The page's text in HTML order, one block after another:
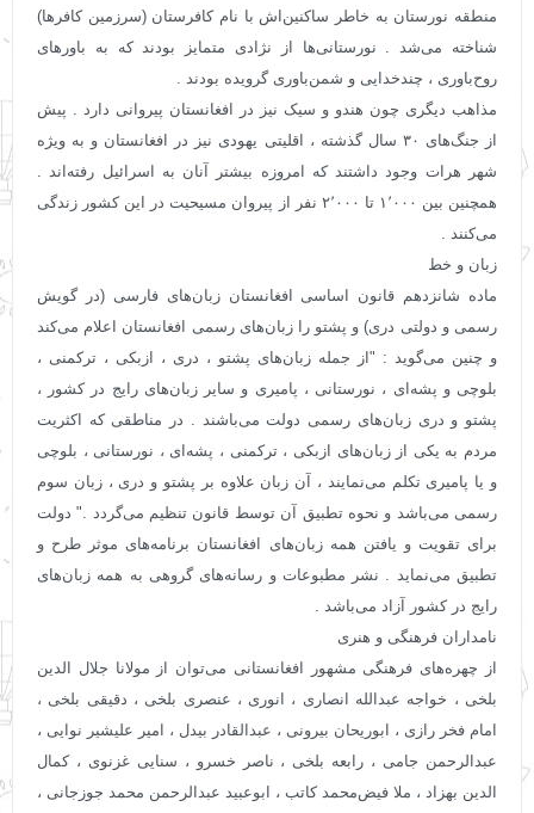
منطقه نورستان به خاطر ساکنین‌اش با نام کافرستان (سرزمین کافرها)
شناخته می‌شد . نورستانی‌ها از نژادی متمایز بودند که به باورهای
روح‌باوری ، چندخدایی و شمن‌باوری گرویده بودند .
مذاهب دیگری چون هندو و سیک نیز در افغانستان پیروانی دارد . پیش
از جنگ‌های ۳۰ سال گذشته ، اقلیتی یهودی نیز در افغانستان و به ویژه
شهر هرات وجود داشتند که امروزه بیشتر آنان به اسرائیل رفته‌اند .
همچنین بین ۱٬۰۰۰ تا ۲٬۰۰۰ نفر از پیروان مسیحیت در این کشور زندگی
می‌کنند .
زبان و خط
ماده شانزدهم قانون اساسی افغانستان زبان‌های فارسی (در گویش
رسمی و دولتی دری) و پشتو را زبان‌های رسمی افغانستان اعلام می‌کند
و چنین می‌گوید : "از جمله زبان‌های پشتو ، دری ، ازبکی ، ترکمنی ،
بلوچی و پشه‌ای ، نورستانی ، پامیری و سایر زبان‌های رایج در کشور ،
پشتو و دری زبان‌های رسمی دولت می‌باشند . در مناطقی که اکثریت
مردم به یکی از زبان‌های ازبکی ، ترکمنی ، پشه‌ای ، نورستانی ، بلوچی
و یا پامیری تکلم می‌نمایند ، آن زبان علاوه بر پشتو و دری ، زبان سوم
رسمی می‌باشد و نحوه تطبیق آن توسط قانون تنظیم می‌گردد ." دولت
برای تقویت و یافتن همه زبان‌های افغانستان برنامه‌های موثر طرح و
تطبیق می‌نماید . نشر مطبوعات و رسانه‌های گروهی به همه زبان‌های
رایج در کشور آزاد می‌باشد .
نامداران فرهنگی و هنری
از چهره‌های فرهنگی مشهور افغانستانی می‌توان از مولانا جلال الدین
بلخی ، خواجه عبدالله انصاری ، انوری ، عنصری بلخی ، دقیقی بلخی ،
امام فخر رازی ، ابوریحان بیرونی ، عبدالقادر بیدل ، امیر علیشیر نوایی ،
عبدالرحمن جامی ، رابعه بلخی ، ناصر خسرو ، سنایی غزنوی ، کمال
الدین بهزاد ، ملا فیض‌محمد کاتب ، ابوعبید عبدالرحمن محمد جوزجانی ،